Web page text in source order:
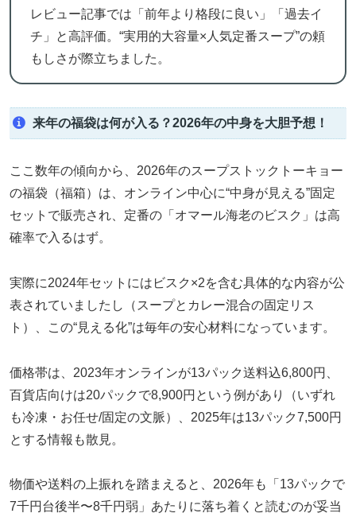
レビュー記事では「前年より格段に良い」「過去イ
チ」と高評価。“実用的大容量×人気定番スープ”の頼
もしさが際立ちました。
来年の福袋は何が入る？2026年の中身を大胆予想！
ここ数年の傾向から、2026年のスープストックトーキョー
の福袋（福箱）は、オンライン中心に“中身が見える”固定
セットで販売され、定番の「オマール海老のビスク」は高
確率で入るはず。
実際に2024年セットにはビスク×2を含む具体的な内容が公
表されていましたし（スープとカレー混合の固定リス
ト）、この“見える化”は毎年の安心材料になっています。
価格帯は、2023年オンラインが13パック送料込6,800円、
百貨店向けは20パックで8,900円という例があり（いずれ
も冷凍・お任せ/固定の文脈）、2025年は13パック7,500円
とする情報も散見。
物価や送料の上振れを踏まえると、2026年も「13パックで
7千円台後半〜8千円弱」あたりに落ち着くと読むのが妥当